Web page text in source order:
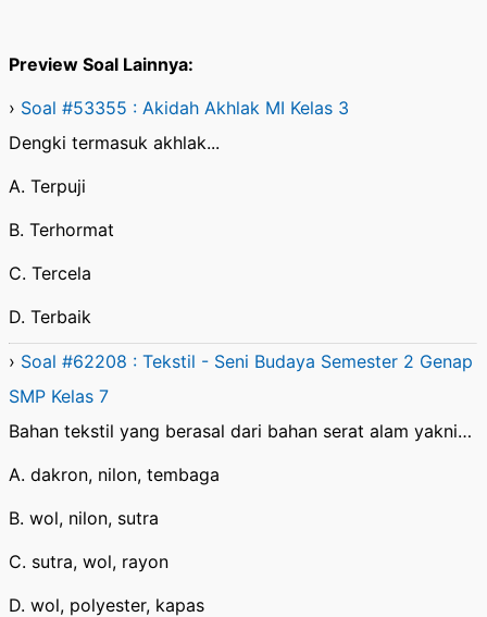
Preview Soal Lainnya:
› Soal #53355 : Akidah Akhlak MI Kelas 3
Dengki termasuk akhlak...
A. Terpuji
B. Terhormat
C. Tercela
D. Terbaik
› Soal #62208 : Tekstil - Seni Budaya Semester 2 Genap
SMP Kelas 7
Bahan tekstil yang berasal dari bahan serat alam yakni…
A. dakron, nilon, tembaga
B. wol, nilon, sutra
C. sutra, wol, rayon
D. wol, polyester, kapas